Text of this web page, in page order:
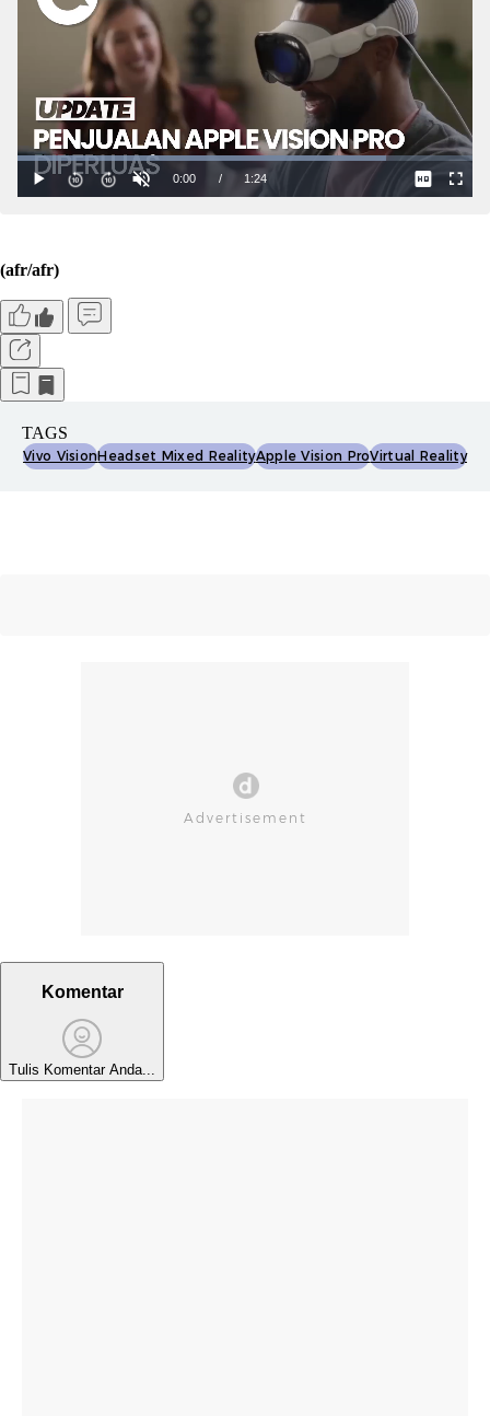
(afr/afr)
TAGS
Vivo VisionHeadset Mixed RealityApple Vision ProVirtual Reality
Komentar
Tulis Komentar Anda...